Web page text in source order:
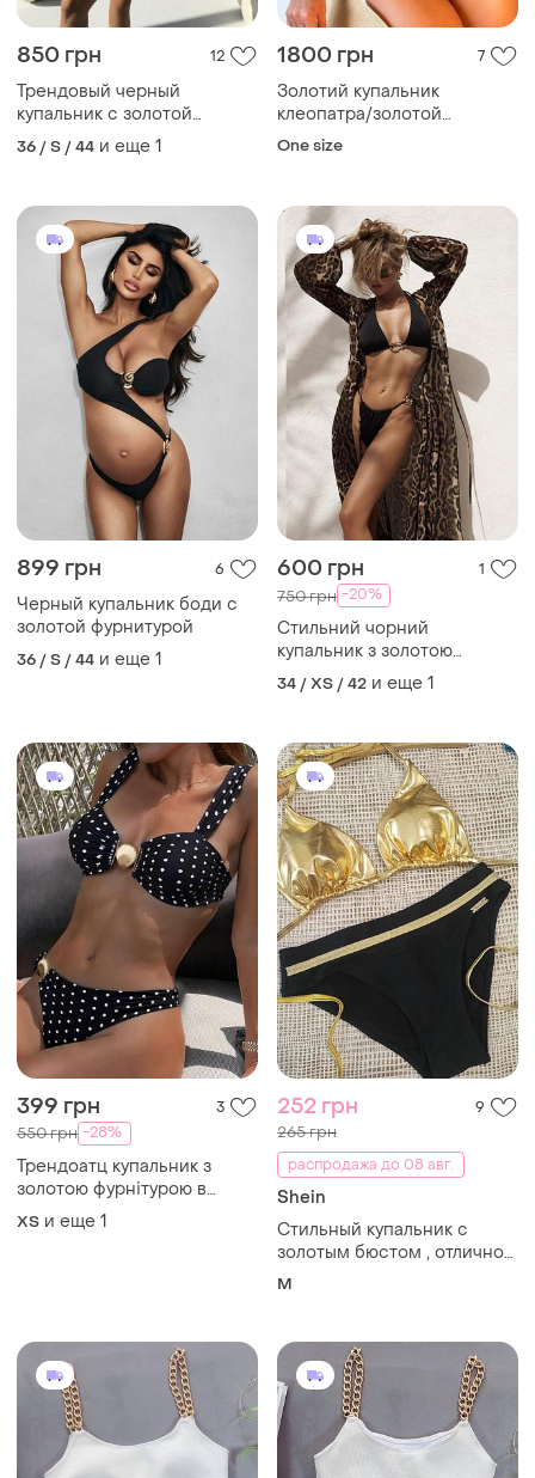
850 грн 12
Трендовый черный
купальник с золотой
фурнитурой
36 / S / 44 и еще 1
1800 грн 7
Золотий купальник
клеопатра/золотой
раздельный купальник
One size
899 грн 6
Черный купальник боди с
золотой фурнитурой
36 / S / 44 и еще 1
600 грн 1
750 грн -20%
Стильний чорний
купальник з золотою
фурнітурою
34 / XS / 42 и еще 1
399 грн 3
550 грн -28%
Трендоатц купальник з
золотою фурнітурою в
горох
ХS и еще 1
252 грн 9
265 грн
распродажа до 08 авг.
Shein
Стильный купальник с
золотым бюстом , отлично
скомплектованный размер
M